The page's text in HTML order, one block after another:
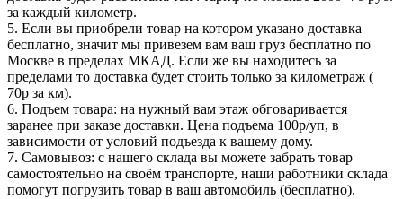
за каждый километр.
5. Если вы приобрели товар на котором указано доставка
бесплатно, значит мы привезем вам ваш груз бесплатно по
Москве в пределах МКАД. Если же вы находитесь за
пределами то доставка будет стоить только за километраж (
70р за км).
6. Подъем товара: на нужный вам этаж обговаривается
заранее при заказе доставки. Цена подъема 100р/уп, в
зависимости от условий подъезда к вашему дому.
7. Самовывоз: с нашего склада вы можете забрать товар
самостоятельно на своём транспорте, наши работники склада
помогут погрузить товар в ваш автомобиль (бесплатно).